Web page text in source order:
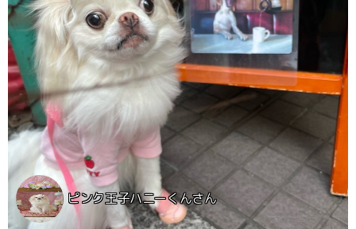
ピンク王子ハニーくんさん